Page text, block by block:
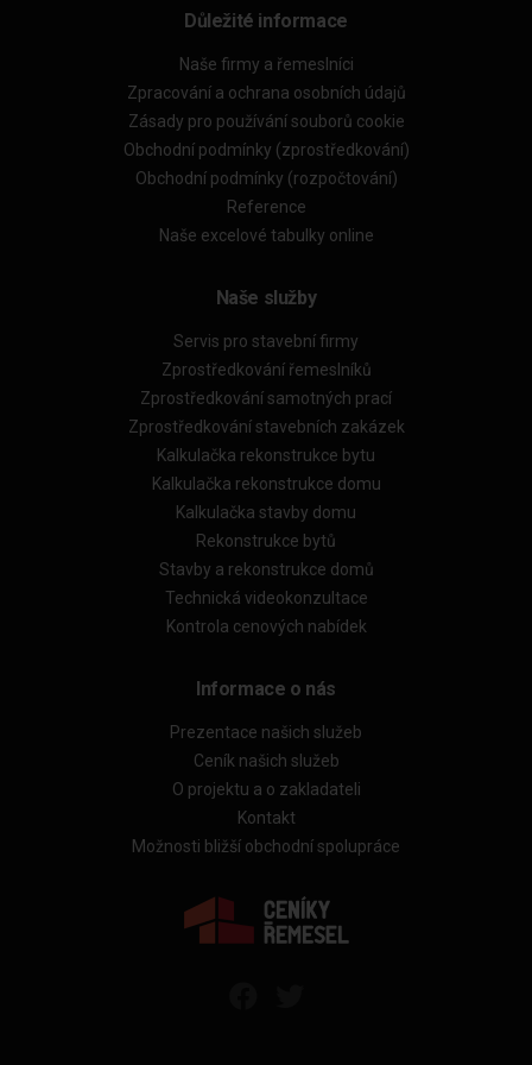
Důležité informace
Naše firmy a řemeslníci
Zpracování a ochrana osobních údajů
Zásady pro používání souborů cookie
Obchodní podmínky (zprostředkování)
Obchodní podmínky (rozpočtování)
Reference
Naše excelové tabulky online
Naše služby
Servis pro stavební firmy
Zprostředkování řemeslníků
Zprostředkování samotných prací
Zprostředkování stavebních zakázek
Kalkulačka rekonstrukce bytu
Kalkulačka rekonstrukce domu
Kalkulačka stavby domu
Rekonstrukce bytů
Stavby a rekonstrukce domů
Technická videokonzultace
Kontrola cenových nabídek
Informace o nás
Prezentace našich služeb
Ceník našich služeb
O projektu a o zakladateli
Kontakt
Možnosti bližší obchodní spolupráce